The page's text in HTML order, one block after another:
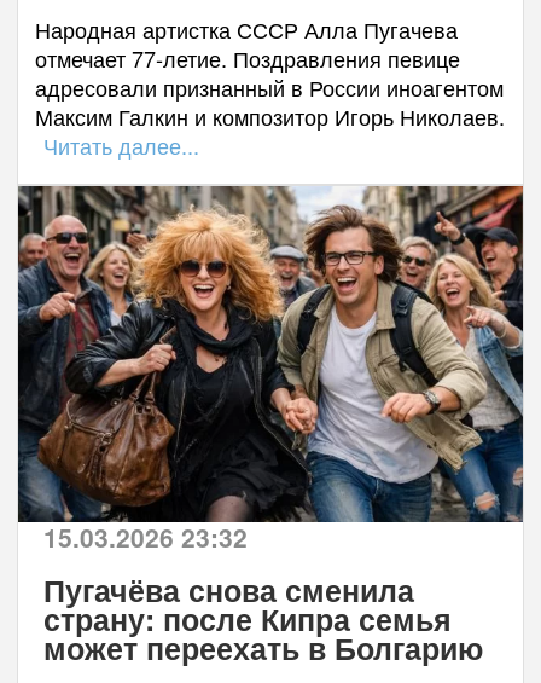
Народная артистка СССР Алла Пугачева
отмечает 77‑летие. Поздравления певице
адресовали признанный в России иноагентом
Максим Галкин и композитор Игорь Николаев.
Читать далее...
15.03.2026 23:32
Пугачёва снова сменила
страну: после Кипра семья
может переехать в Болгарию